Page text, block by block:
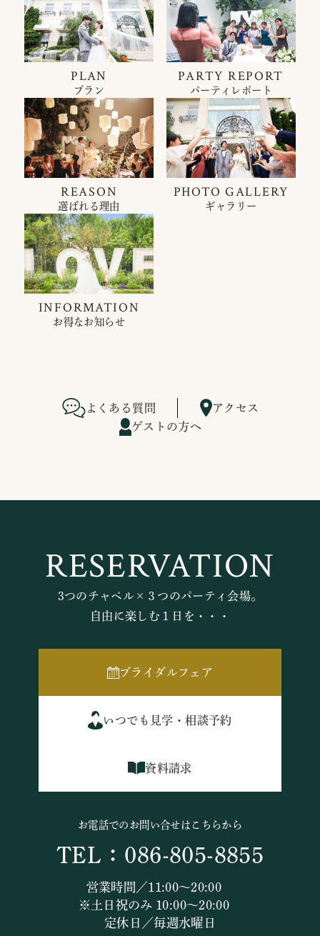
PLAN
プラン
PARTY REPORT
パーティレポート
REASON
選ばれる理由
PHOTO GALLERY
ギャラリー
INFORMATION
お得なお知らせ
よくある質問
アクセス
ゲストの方へ
RESERVATION
3つのチャペル×３つのパーティ会場。
自由に楽しむ１日を・・・
ブライダルフェア
いつでも見学・相談予約
資料請求
お電話でのお問い合せはこちらから
TEL：086-805-8855
営業時間／11:00～20:00
※土日祝のみ 10:00～20:00
定休日／毎週水曜日